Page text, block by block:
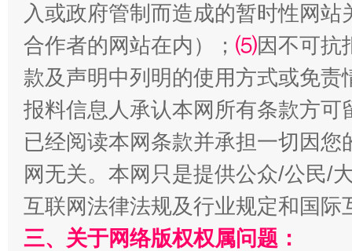
揭批美国五大"原罪" "炒
入或政府管制而造成的暂时性网
合作者的网站在内）； ⑸因不可抗
款及声明中列明的使用方式或免责
报料信息人承认本网所有条款方
已经阅读本网条款并承担一切因
网无关。本网只是提供公众/公民/
互联网法律法规及行业规定和国
三、关于网络版权权属问题：